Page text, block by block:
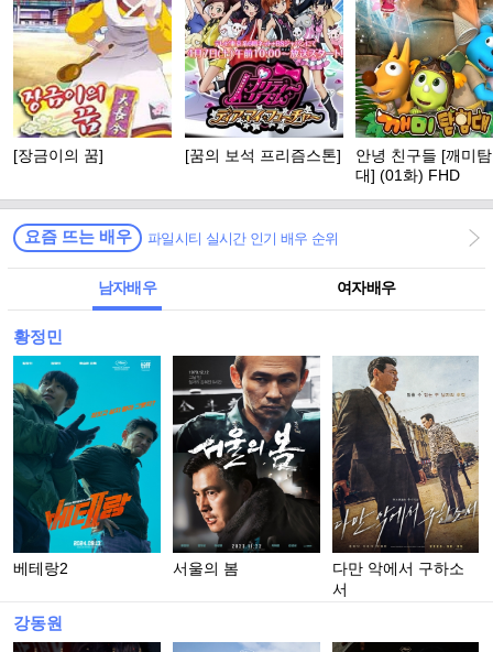
[장금이의 꿈] [꿈의 보석 프리즘스톤]
안녕 친구들 [깨미
대] (01화) FHD
요즘 뜨는 배우 파일시티 실시간 인기 배우 순위
남자배우 여자배우
황정민
베테랑2 서울의 봄
다만 악에서 구하소
서
강동원